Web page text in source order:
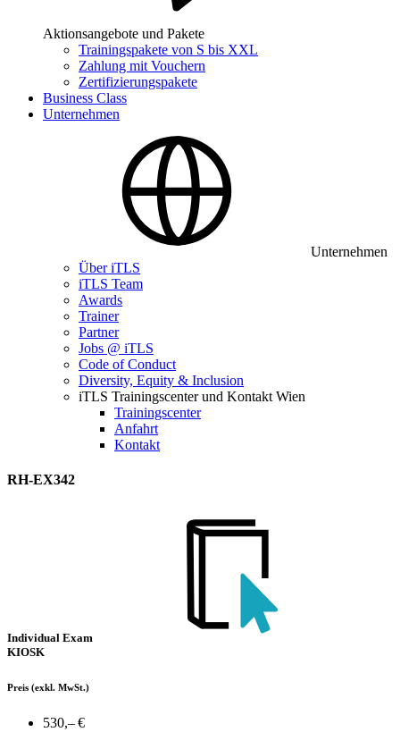
Aktionsangebote und Pakete
Trainingspakete von S bis XXL
Zahlung mit Vouchern
Zertifizierungspakete
Business Class
Unternehmen
Unternehmen
Über iTLS
iTLS Team
Awards
Trainer
Partner
Jobs @ iTLS
Code of Conduct
Diversity, Equity & Inclusion
iTLS Trainingscenter und Kontakt Wien
Trainingscenter
Anfahrt
Kontakt
RH-EX342
Individual Exam
KIOSK
Preis (exkl. MwSt.)
530,– €